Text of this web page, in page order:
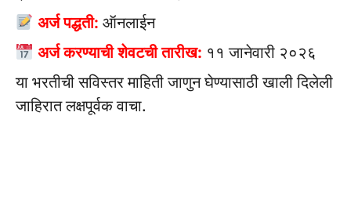
अर्ज पद्धती: ऑनलाईन
अर्ज करण्याची शेवटची तारीख: ११ जानेवारी २०२६
या भरतीची सविस्तर माहिती जाणुन घेण्यासाठी खाली दिलेली
जाहिरात लक्षपूर्वक वाचा.